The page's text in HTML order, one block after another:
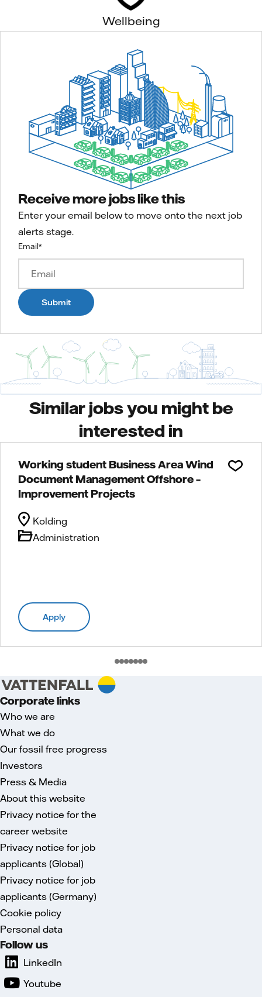
Wellbeing
Receive more jobs like this
Enter your email below to move onto the next job
alerts stage.
Email*
Submit
Similar jobs you might be
interested in
Working student Business Area Wind
Document Management Offshore –
Improvement Projects
Administration
Kolding
Apply
Corporate links
Who we are
What we do
Our fossil free progress
Investors
Press & Media
About this website
Privacy notice for the
career website
Privacy notice for job
applicants (Global)
Privacy notice for job
applicants (Germany)
Cookie policy
Personal data
Follow us
LinkedIn
Youtube